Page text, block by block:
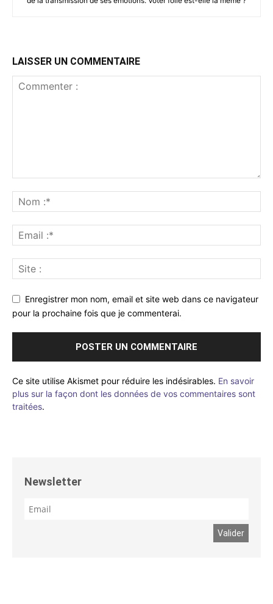
LAISSER UN COMMENTAIRE
Enregistrer mon nom, email et site web dans ce navigateur
pour la prochaine fois que je commenterai.
Ce site utilise Akismet pour réduire les indésirables. En savoir
plus sur la façon dont les données de vos commentaires sont
traitées.
Newsletter